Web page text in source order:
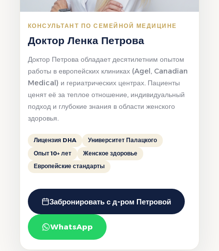
КОНСУЛЬТАНТ ПО СЕМЕЙНОЙ МЕДИЦИНЕ
Доктор Ленка Петрова
Доктор Петрова обладает десятилетним опытом
работы в европейских клиниках (Agel, Canadian
Medical) и гериатрических центрах. Пациенты
ценят её за теплое отношение, индивидуальный
подход и глубокие знания в области женского
здоровья.
Лицензия DHA
Университет Палацкого
Опыт 10+ лет
Женское здоровье
Европейские стандарты
Забронировать с д-ром Петровой
WhatsApp